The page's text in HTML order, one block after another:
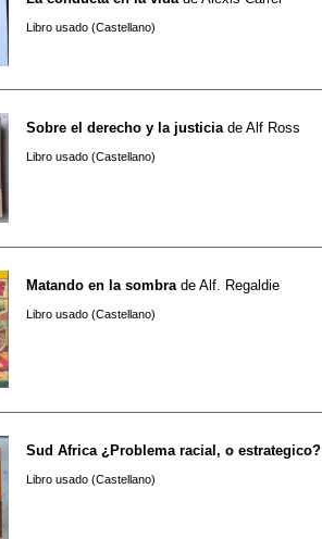
Libro usado (Castellano)
Sobre el derecho y la justicia de Alf Ross
Libro usado (Castellano)
Matando en la sombra de Alf. Regaldie
Libro usado (Castellano)
Sud Africa ¿Problema racial, o estrategico?
Libro usado (Castellano)